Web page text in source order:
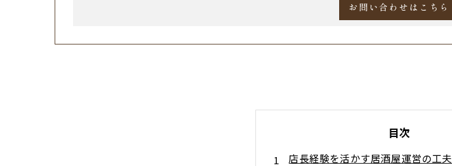
お問い合わせはこちら
目次
店長経験を活かす居酒屋運営の工夫